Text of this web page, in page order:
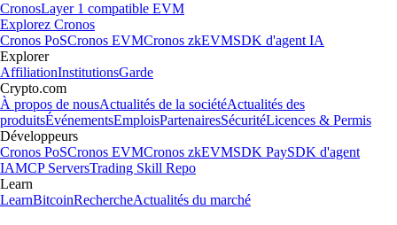
CronosLayer 1 compatible EVM
Explorez Cronos
Cronos PoSCronos EVMCronos zkEVMSDK d'agent IA
Explorer
AffiliationInstitutionsGarde
Crypto.com
À propos de nousActualités de la sociétéActualités des
produitsÉvénementsEmploisPartenairesSécuritéLicences & Permis
Développeurs
Cronos PoSCronos EVMCronos zkEVMSDK PaySDK d'agent
IAMCP ServersTrading Skill Repo
Learn
LearnBitcoinRechercheActualités du marché